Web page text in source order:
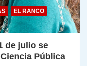
EL RANCO
de julio se
Pública